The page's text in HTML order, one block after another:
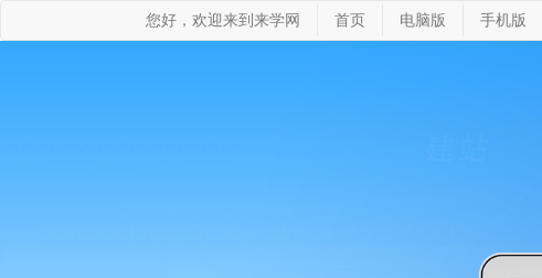
您好，欢迎来到来学网 首页 电脑版 手机版